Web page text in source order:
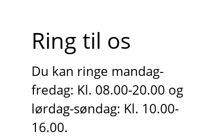
Ring til os
Du kan ringe mandag-
fredag: Kl. 08.00-20.00 og
lørdag-søndag: Kl. 10.00-
16.00.